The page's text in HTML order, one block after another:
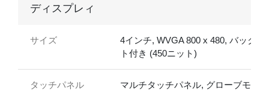
ディスプレィ
サイズ
4インチ, WVGA 800 x 480, バックラ
ト付き (450ニット)
タッチパネル
マルチタッチパネル, グローブモード